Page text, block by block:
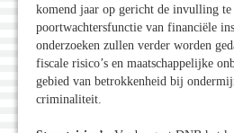
komend jaar op gericht de invulling te
poortwachtersfunctie van financiële
onderzoeken zullen verder worden
fiscale risico’s en maatschappelijke
gebied van betrokkenheid bij
criminaliteit.